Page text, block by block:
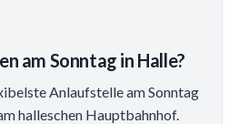
am Sonntag in Halle?
Anlaufstelle am Sonntag
halleschen Hauptbahnhof.